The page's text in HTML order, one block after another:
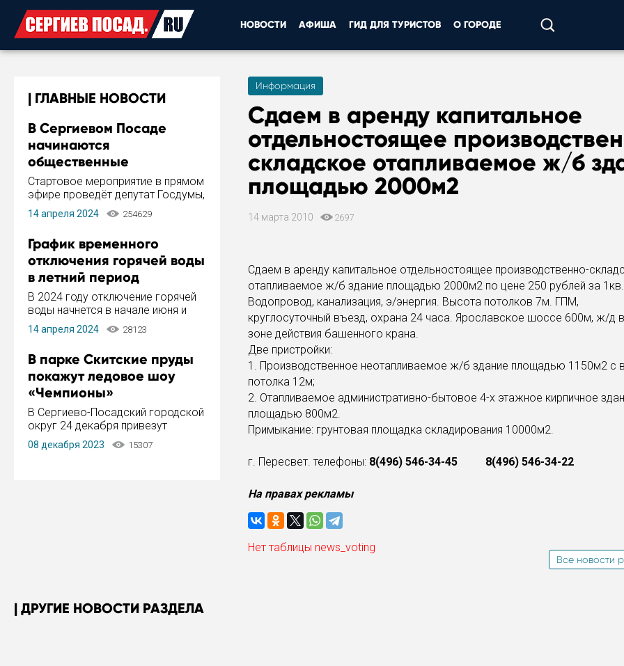
НОВОСТИ АФИША ГИД ДЛЯ ТУРИСТОВ О ГОРОДЕ
ГЛАВНЫЕ НОВОСТИ
В Сергиевом Посаде
начинаются
общественные
обсуждения Стратегии
развития города
Стартовое мероприятие в прямом
эфире проведёт депутат Госдумы,
инициатор и автор Концепции
развития Сергиева Посада и
Пахомов.
14 апреля 2024 254629
График временного
отключения горячей воды
в летний период
В 2024 году отключение горячей
воды начнется в начале июня и
завершится в конце августа.
Период отключения составит не
14 апреля 2024 28123
В парке Скитские пруды
покажут ледовое шоу
«Чемпионы»
В Сергиево-Посадский городской
округ 24 декабря привезут
ледовый тур «Чемпионы»
заслуженного мастера спорта,
08 декабря 2023 15307
Информация
Сдаем в аренду капитальное
отдельностоящее
складское отапливаемое ж/б
площадью 2000м2
14 марта 2010 2697
Сдаем в аренду капитальное отдельностоящее производственно-
отапливаемое ж/б здание площадью 2000м2 по цене 250 рублей за
Водопровод, канализация, э/энергия. Высота потолков 7м. ГПМ,
круглосуточный въезд, охрана 24 часа. Ярославское шоссе 600м, ж/д
зоне действия башенного крана.
Две пристройки:
1. Производственное неотапливаемое ж/б здание площадью 1150м2 с
потолка 12м;
2. Отапливаемое административно-бытовое 4-х этажное кирпичное
площадью 800м2.
Примыкание: грунтовая площадка складирования 10000м2.
г. Пересвет. телефоны: 8(496) 546-34-45 8(496) 546-34-22
На правах рекламы
Нет таблицы news_voting
Все новости
ДРУГИЕ НОВОСТИ РАЗДЕЛА